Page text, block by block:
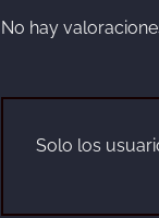
No hay
Solo los